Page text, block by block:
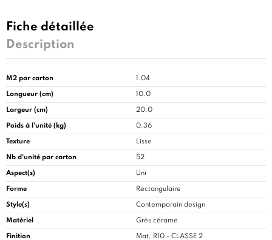
Fiche détaillée
Description
M2 par carton 1.04
Longueur (cm) 10.0
Largeur (cm) 20.0
Poids à l'unité (kg) 0.36
Texture Lisse
Nb d'unité par carton 52
Aspect(s) Uni
Forme Rectangulaire
Style(s) Contemporain design
Matériel Grès cérame
Finition Mat, R10 - CLASSE 2